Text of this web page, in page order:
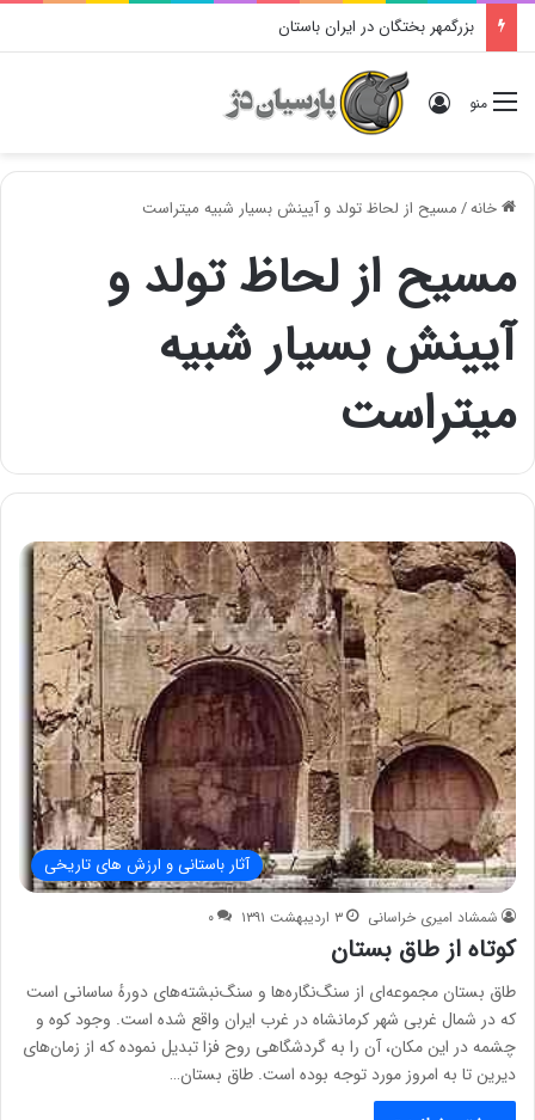
بزرگمهر بختگان در ایران باستان
منو ورود
خانه/مسیح از لحاظ تولد و آیینش بسیار شبیه میتراست
مسیح از لحاظ تولد و
آیینش بسیار شبیه
میتراست
آثار باستانی و ارزش های تاریخی
شمشاد امیری خراسانی ۳ اردیبهشت ۱۳۹۱ ۰
كوتاه از طاق بستان
طاق بستان مجموعه‌ای از سنگ‌نگاره‌ها و سنگ‌نبشته‌های دورهٔ ساسانی است
که در شمال غربی شهر کرمانشاه در غرب ایران واقع شده است. وجود کوه و
چشمه در این مکان، آن را به گردشگاهی روح‌ فزا تبدیل نموده که از زمان‌های
دیرین تا به امروز مورد توجه بوده است. طاق بستان…